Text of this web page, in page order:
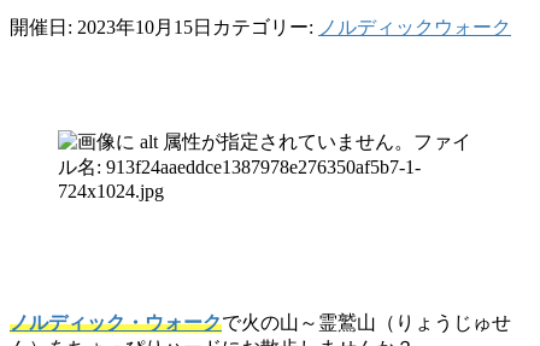
開催日: 2023年10月15日 カテゴリー: ノルディックウォーク
ノルディック・ウォークで火の山～霊鷲山（りょうじゅせ